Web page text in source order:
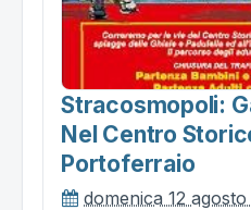
Stracosmopoli:
Nel Centro
Portoferraio
domenica 12 agosto